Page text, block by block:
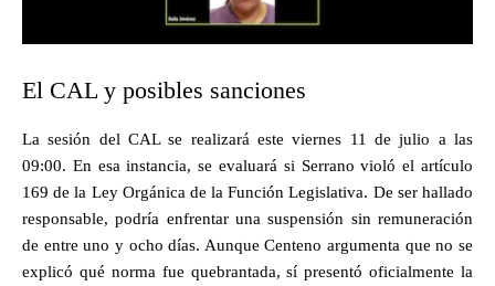
El CAL y posibles sanciones
La sesión del CAL se realizará este viernes 11 de julio a las
09:00. En esa instancia, se evaluará si Serrano violó el artículo
169 de la Ley Orgánica de la Función Legislativa. De ser hallado
responsable, podría enfrentar una suspensión sin remuneración
de entre uno y ocho días. Aunque Centeno argumenta que no se
explicó qué norma fue quebrantada, sí presentó oficialmente la